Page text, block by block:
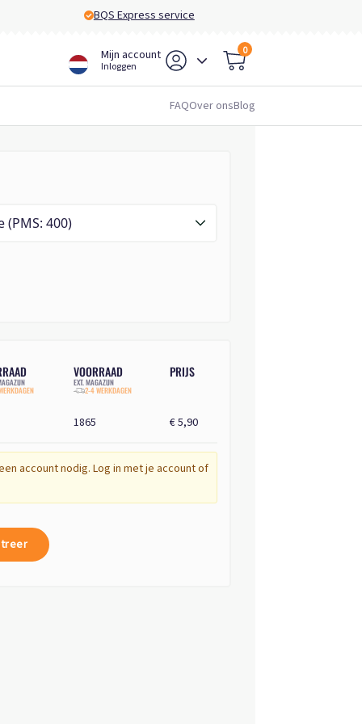
BQS Express service
Mijn account
Inloggen
0
FAQOver onsBlog
(PMS: 400)
VOORRAAD
EXT. MAGAZIJN
2-4 WERKDAGEN
PRIJS
1865 € 5,90
account nodig. Log in met je account of